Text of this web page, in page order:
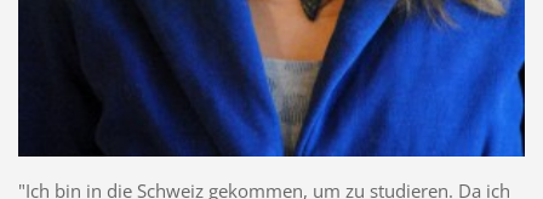
"Ich bin in die Schweiz gekommen, um zu studieren. Da ich